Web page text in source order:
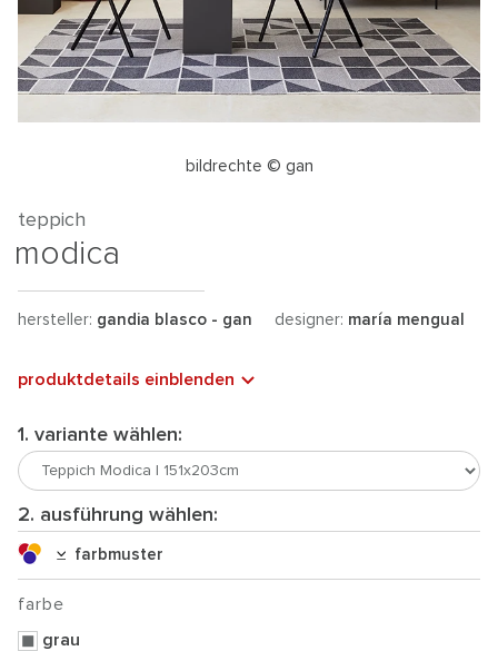
bildrechte © gan
teppich
modica
hersteller: gandia blasco - gan designer: maría mengual
produktdetails einblenden
1. variante wählen:
2. ausführung wählen:
farbmuster
farbe
grau